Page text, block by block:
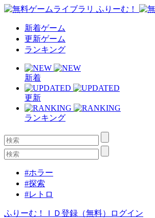
新着ゲーム
更新ゲーム
ランキング
新着
更新
ランキング
#ホラー
#探索
#レトロ
ふりーむ！ＩＤ登録（無料） ログイン